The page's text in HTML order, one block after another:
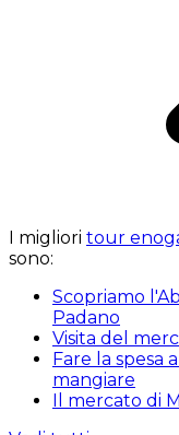
I migliori tour
sono:
Scopriamo
Padano
Visita del
Fare la spesa
mangiare
Il mercato di